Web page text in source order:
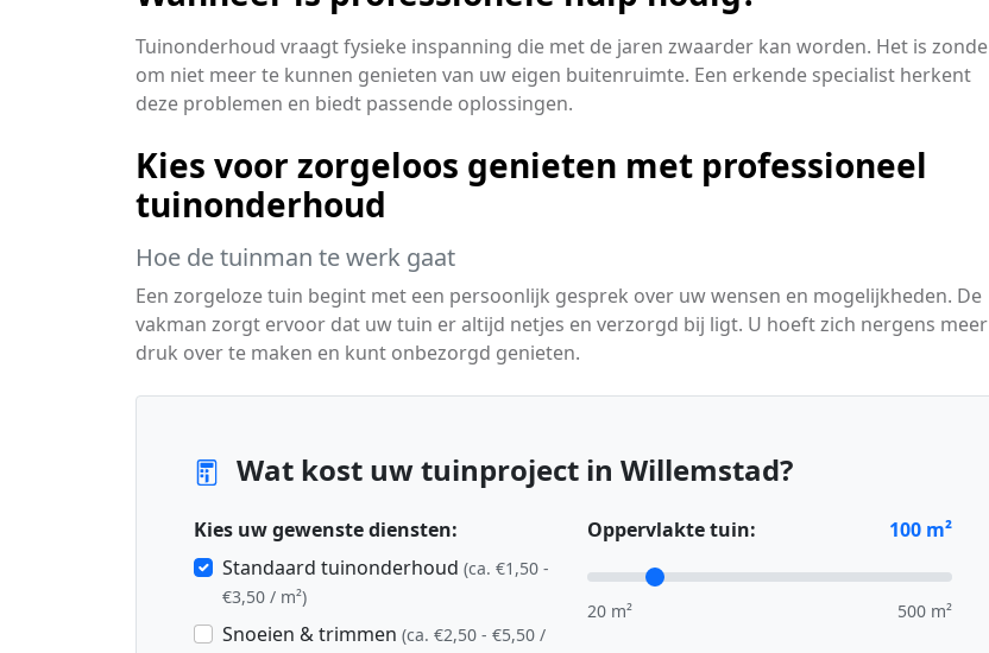
Tuinonderhoud vraagt fysieke inspanning die met de jaren zwaarder kan worden. Het is zonde
om niet meer te kunnen genieten van uw eigen buitenruimte. Een erkende specialist herkent
deze problemen en biedt passende oplossingen.
Kies voor zorgeloos genieten met professioneel
tuinonderhoud
Hoe de tuinman te werk gaat
Een zorgeloze tuin begint met een persoonlijk gesprek over uw wensen en mogelijkheden. De
vakman zorgt ervoor dat uw tuin er altijd netjes en verzorgd bij ligt. U hoeft zich nergens meer
druk over te maken en kunt onbezorgd genieten.
Wat kost uw tuinproject in Willemstad?
Kies uw gewenste diensten:
Standaard tuinonderhoud (ca. €1,50 -
€3,50 / m²)
Snoeien & trimmen (ca. €2,50 - €5,50 /
Oppervlakte tuin: 100 m²
20 m² 500 m²